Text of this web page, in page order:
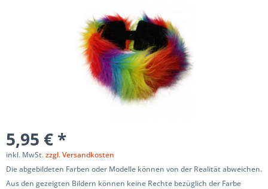
5,95 € *
inkl. MwSt.zzgl. Versandkosten
Die abgebildeten Farben oder Modelle können von der Realität abweichen.
Aus den gezeigten Bildern können keine Rechte bezüglich der Farbe